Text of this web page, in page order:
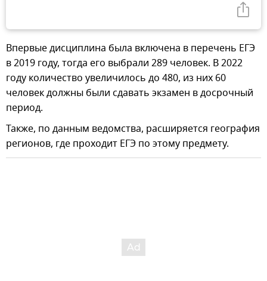
Впервые дисциплина была включена в перечень ЕГЭ
в 2019 году, тогда его выбрали 289 человек. В 2022
году количество увеличилось до 480, из них 60
человек должны были сдавать экзамен в досрочный
период.
Также, по данным ведомства, расширяется география
регионов, где проходит ЕГЭ по этому предмету.